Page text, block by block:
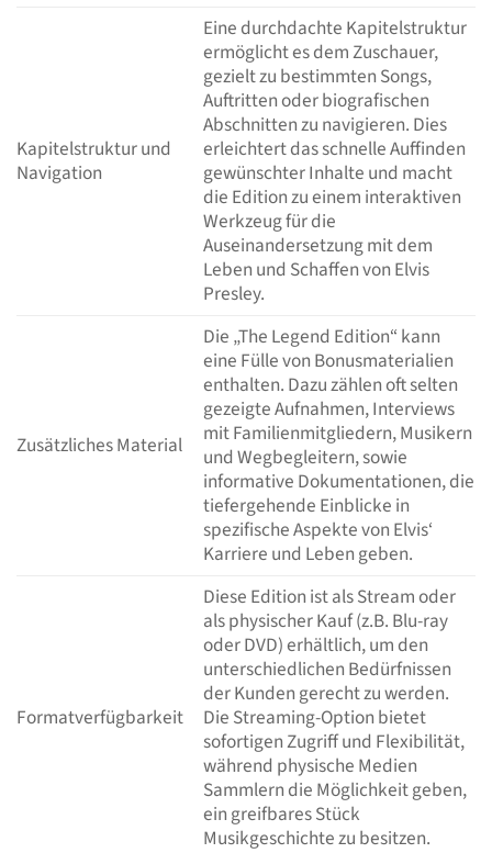
Kapitelstruktur und
Navigation
Eine durchdachte Kapitelstruktur
ermöglicht es dem Zuschauer,
gezielt zu bestimmten Songs,
Auftritten oder biografischen
Abschnitten zu navigieren. Dies
erleichtert das schnelle Auffinden
gewünschter Inhalte und macht
die Edition zu einem interaktiven
Werkzeug für die
Auseinandersetzung mit dem
Leben und Schaffen von Elvis
Presley.
Zusätzliches Material
Die „The Legend Edition“ kann
eine Fülle von Bonusmaterialien
enthalten. Dazu zählen oft selten
gezeigte Aufnahmen, Interviews
mit Familienmitgliedern, Musikern
und Wegbegleitern, sowie
informative Dokumentationen, die
tiefergehende Einblicke in
spezifische Aspekte von Elvis‘
Karriere und Leben geben.
Formatverfügbarkeit
Diese Edition ist als Stream oder
als physischer Kauf (z.B. Blu-ray
oder DVD) erhältlich, um den
unterschiedlichen Bedürfnissen
der Kunden gerecht zu werden.
Die Streaming-Option bietet
sofortigen Zugriff und Flexibilität,
während physische Medien
Sammlern die Möglichkeit geben,
ein greifbares Stück
Musikgeschichte zu besitzen.